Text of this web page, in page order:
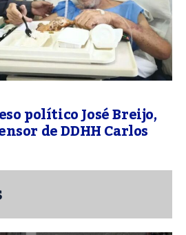
político José Breijo,
de DDHH Carlos